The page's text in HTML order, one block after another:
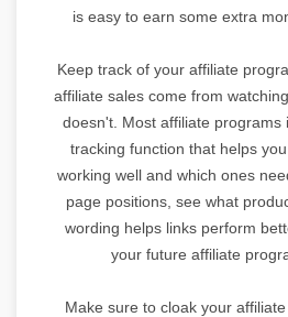
is easy to earn some extra
Keep track of your affiliate
affiliate sales come from
doesn't. Most affiliate programs
tracking function that helps
working well and which ones
page positions, see what
wording helps links perform
your future affiliate
Make sure to cloak your